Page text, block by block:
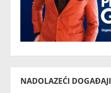
NADOLAZEĆI DOGAĐAJI